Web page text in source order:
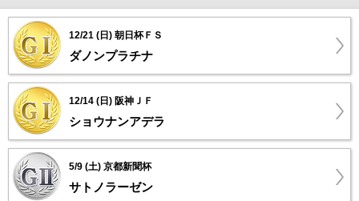
12/21 (日) 朝日杯ＦＳ
ダノンプラチナ
12/14 (日) 阪神ＪＦ
ショウナンアデラ
5/9 (土) 京都新聞杯
サトノラーゼン